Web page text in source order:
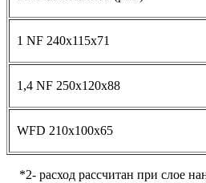
1 NF 240x115x71
1,4 NF 250x120x88
WFD 210x100x65
*2- расход рассчитан при слое